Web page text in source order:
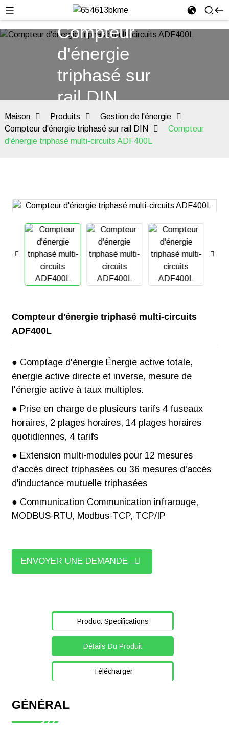
Compteur
d'énergie
triphasé sur
rail DIN
Maison Produits
Gestion de l'énergie
Compteur d'énergie triphasé sur rail DIN
Compteur
d'énergie triphasé multi-circuits ADF400L
Compteur d'énergie triphasé multi-circuits
ADF400L
● Comptage d'énergie Énergie active totale,
énergie active directe et inverse, mesure de
l'énergie active à taux multiples.
● Prise en charge de plusieurs tarifs 4 fuseaux
horaires, 2 plages horaires, 14 plages horaires
quotidiennes, 4 tarifs
● Extension multi-modules pour 12 mesures
d'accès direct triphasées ou 36 mesures d'accès
d'inductance mutuelle triphasées
● Communication Communication infrarouge,
MODBUS-RTU, Modbus-TCP, TCP/IP
ENVOYER UNE DEMANDE
Product Specifications
Détails Du Produit
Télécharger
GÉNÉRAL
Certificats CE